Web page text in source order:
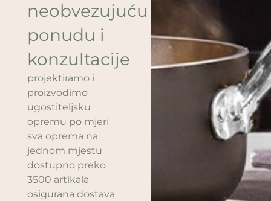
neobvezujuću
ponudu i
konzultacije
projektiramo i
proizvodimo
ugostiteljsku
opremu po mjeri
sva oprema na
jednom mjestu
dostupno preko
3500 artikala
osigurana dostava